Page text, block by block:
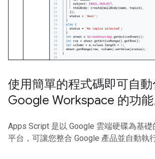
使用簡單的程式碼即可自
Google Workspace 的功能
Apps Script 是以 Google 雲端硬碟為基
平台，可讓您整合 Google 產品並自動執